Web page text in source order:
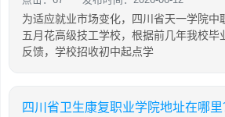
为适应就业市场变化，四川省天一学院中
五月花高级技工学校，根据前几年我校毕
反馈，学校招收初中起点学
四川省卫生康复职业学院地址在哪里